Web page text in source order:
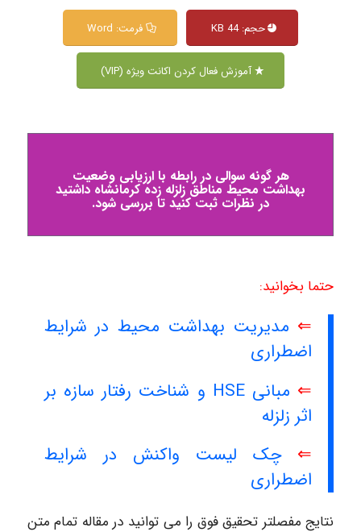
حجم: 44 KB فرمت: Word
آموزش فعال کردن اکانت ویژه (VIP)
هر گونه سوالی در رابطه با ارزیابی وضعیت
بهداشت محیط مناطق زلزله زده کرمانشاه داشتید
در نظرات ثبت کنید تا بررسی شود.
حتما بخوانید:
⇐ مدیریت بهداشت محیط در شرایط
اضطراری
⇐
مبانی HSE و شناخت رفتار سازه بر
اثر زلزله
⇐چک لیست واکنش در شرایط
اضطراری
نتایج مفصلتر تحقیق فوق را می توانید در مقاله تمام متن